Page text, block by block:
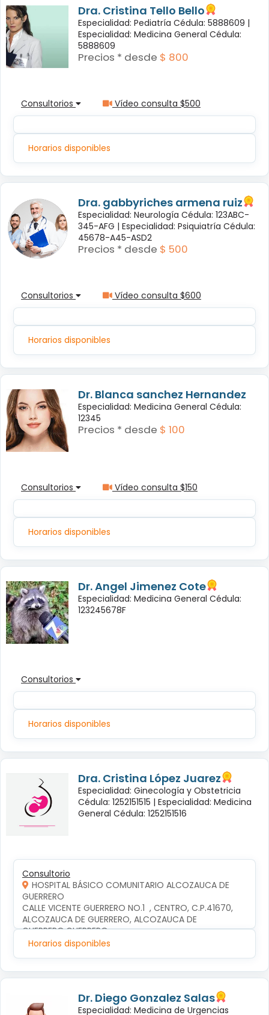
Dra. Cristina Tello Bello
Especialidad: Pediatría Cédula: 5888609 |
Especialidad: Medicina General Cédula:
5888609
Precios * desde $ 800
Consultorios Vídeo consulta $500
Horarios disponibles
Dra. gabbyriches armena ruiz
Especialidad: Neurología Cédula: 123ABC-
345-AFG | Especialidad: Psiquiatría Cédula:
45678-A45-ASD2
Precios * desde $ 500
Consultorios Vídeo consulta $600
Horarios disponibles
Dr. Blanca sanchez Hernandez
Especialidad: Medicina General Cédula:
12345
Precios * desde $ 100
Consultorios Vídeo consulta $150
Horarios disponibles
Dr. Angel Jimenez Cote
Especialidad: Medicina General Cédula:
123245678F
Consultorios
Horarios disponibles
Dra. Cristina López Juarez
Especialidad: Ginecología y Obstetricia
Cédula: 1252151515 | Especialidad: Medicina
General Cédula: 1252151516
Consultorio
HOSPITAL BÁSICO COMUNITARIO ALCOZAUCA DE
GUERRERO
CALLE VICENTE GUERRERO NO.1  , CENTRO, C.P.41670,
ALCOZAUCA DE GUERRERO, ALCOZAUCA DE
GUERRERO,GUERRERO
Horarios disponibles
Dr. Diego Gonzalez Salas
Especialidad: Medicina de Urgencias